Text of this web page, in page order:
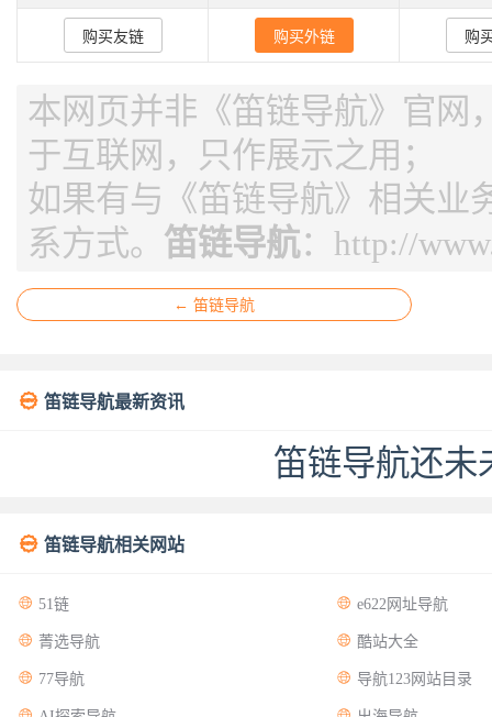
购买友链 购买外链 购
本网页并非《笛链导航》官网
于互联网，只作展示之用；
如果有与《笛链导航》相关业
系方式。 笛链导航： http://
← 笛链导航
 笛链导航最新资讯
笛链导航还未
 笛链导航相关网站
 51链  e622网址导航
 菁选导航  酷站大全
 77导航  导航123网站目录